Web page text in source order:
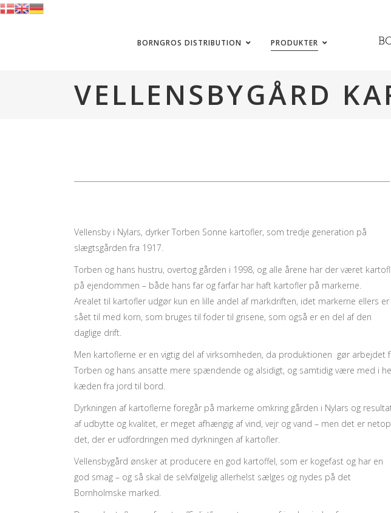
BORNGROS DISTRIBUTION PRODUKTER
VELLENSBYGÅRD
Vellensby i Nylars, dyrker Torben Sonne kartofler, som tredje generation på
slægtsgården fra 1917.
Torben og hans hustru, overtog gården i 1998, og alle årene har der været
på ejendommen – både hans far og farfar har haft kartofler på markerne.
Arealet til kartofler udgør kun en lille andel af markdriften, idet markerne ellers er
sået til med korn, som bruges til foder til grisene, som også er en del af den
daglige drift.
Men kartoflerne er en vigtig del af virksomheden, da produktionen gør arbejdet
Torben og hans ansatte mere spændende og alsidigt, og samtidig være med i
kæden fra jord til bord.
Dyrkningen af kartoflerne foregår på markerne omkring gården i Nylars og
af udbytte og kvalitet, er meget afhængig af vind, vejr og vand – men det er netop
det, der er udfordringen med dyrkningen af kartofler.
Vellensbygård ønsker at producere en god kartoffel, som er kogefast og har en
god smag – og så skal de selvfølgelig allerhelst sælges og nydes på det
Bornholmske marked.